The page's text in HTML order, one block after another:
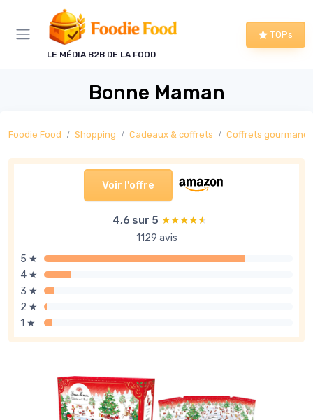
LE MÉDIA B2B DE LA FOOD
TOPs
Bonne Maman
Foodie Food Shopping Cadeaux & coffrets Coffrets gourmands
Voir l'offre
4,6 sur 5 ★★★★★
★★★★★
1129 avis
5 ★
4 ★
3 ★
2 ★
1 ★
Panneau de gestion des cookies